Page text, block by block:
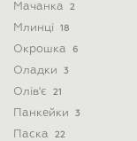
Мачанка 2
Млинці 18
Окрошка 6
Оладки 3
Олів'є 21
Панкейки 3
Паска 22